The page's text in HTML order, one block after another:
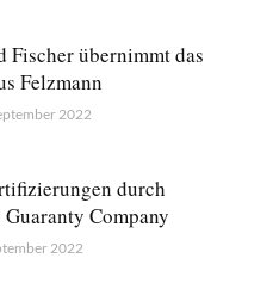
Fischer übernimmt das
Felzmann
2022
durch
Company
2022